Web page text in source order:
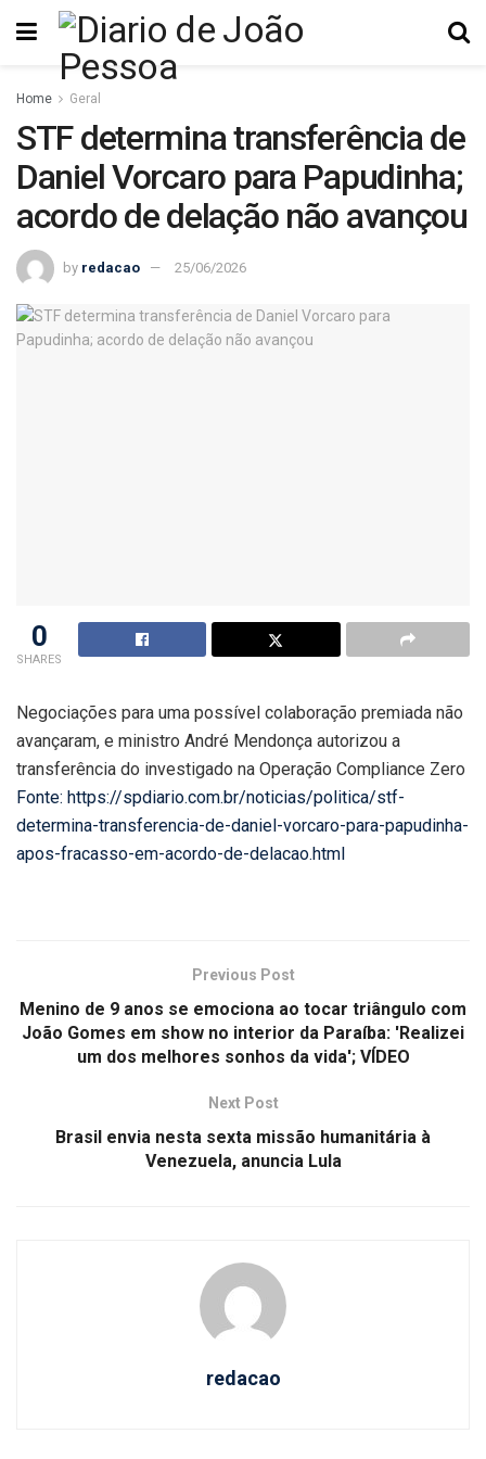
Home Geral
STF determina transferência de
Daniel Vorcaro para Papudinha;
acordo de delação não avançou
by redacao 25/06/2026
0
SHARES
Negociações para uma possível colaboração premiada não
avançaram, e ministro André Mendonça autorizou a
transferência do investigado na Operação Compliance Zero
Fonte: https://spdiario.com.br/noticias/politica/stf-
determina-transferencia-de-daniel-vorcaro-para-papudinha-
apos-fracasso-em-acordo-de-delacao.html
Previous Post
Menino de 9 anos se emociona ao tocar triângulo com
João Gomes em show no interior da Paraíba: 'Realizei
um dos melhores sonhos da vida'; VÍDEO
Next Post
Brasil envia nesta sexta missão humanitária à
Venezuela, anuncia Lula
redacao